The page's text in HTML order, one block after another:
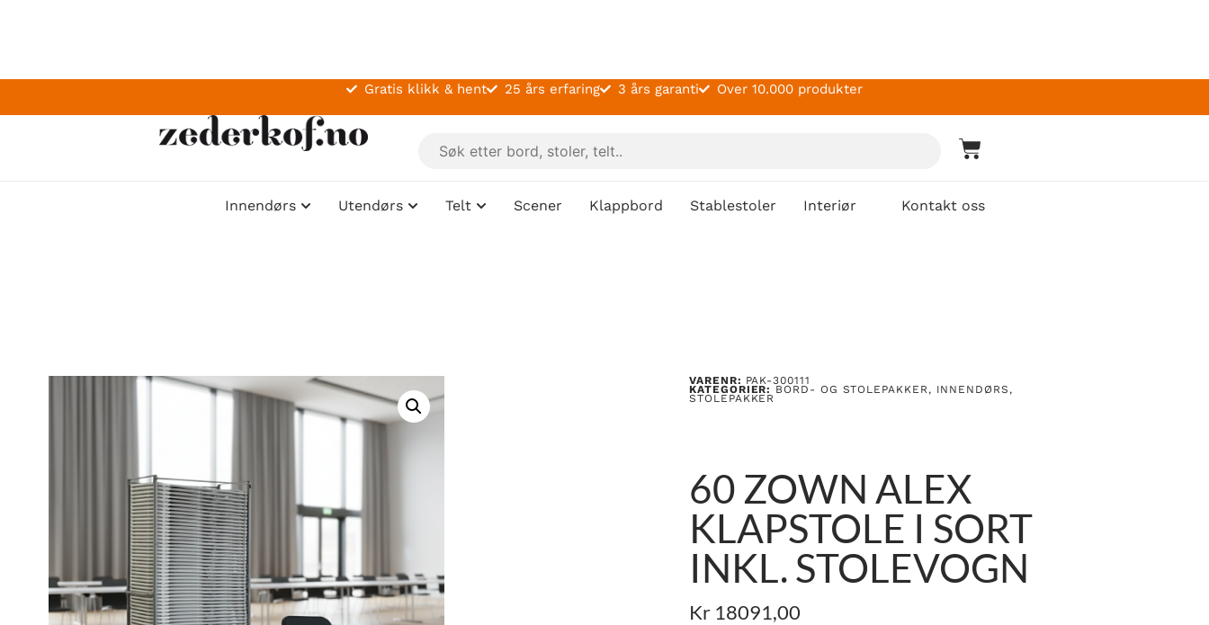
Gratis klikk & hent 25 års erfaring 3 års garanti Over 10.000 produkter
Innendørs Utendørs Telt Scener Klappbord Stablestoler Interiør Kontakt oss
VARENR: PAK-300111
KATEGORIER: BORD- OG STOLEPAKKER, INNENDØRS,
STOLEPAKKER
60 ZOWN ALEX
KLAPSTOLE I SORT
INKL. STOLEVOGN
Kr 18091,00